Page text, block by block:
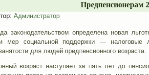
Предпенсионерам
Администратор
законодательством определена новая
мер социальной поддержки — налоговые
для людей предпенсионного возраста.
возраст наступает за пять лет до